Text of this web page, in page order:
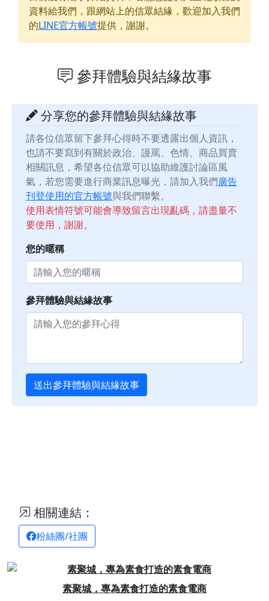
資料給我們，跟網站上的信眾結緣，歡迎加入我們
的LINE官方帳號提供，謝謝。
參拜體驗與結緣故事
分享您的參拜體驗與結緣故事
請各位信眾留下參拜心得時不要透露出個人資訊，
也請不要寫到有關於政治、謾罵、色情、商品買賣
相關訊息，希望各位信眾可以協助維護討論區風
氣，若您需要進行商業訊息曝光，請加入我們廣告
刊登使用的官方帳號與我們聯繫。
使用表情符號可能會導致留言出現亂碼，請盡量不
要使用，謝謝。
您的暱稱
參拜體驗與結緣故事
送出參拜體驗與結緣故事
相關連結：
粉絲團/社團
素聚城，專為素食打造的素食電商
Previous